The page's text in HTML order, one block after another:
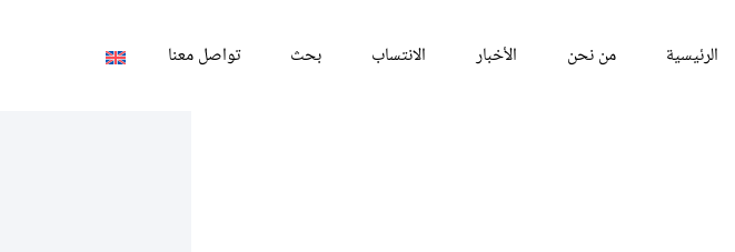
الرئيسية من نحن الأخبار الانتساب بحث تواصل معنا